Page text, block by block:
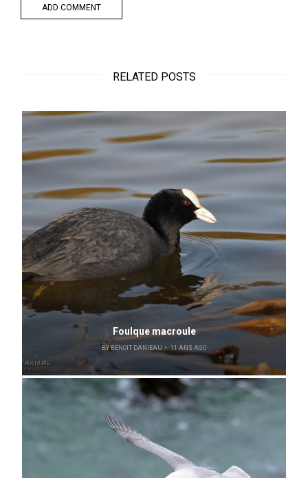
RELATED POSTS
Foulque macroule
BYBENOIT DANIEAU 11 ANS AGO